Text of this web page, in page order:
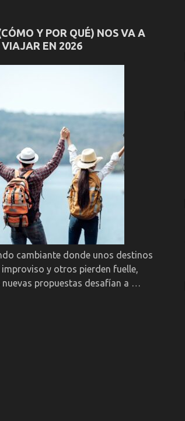
Y POR QUÉ) NOS VA A
VIAJAR EN 2026
cambiante donde unos destinos
improviso y otros pierden fuelle,
propuestas desafían a …